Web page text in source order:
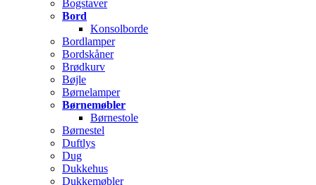
Bogstaver
Bord
Konsolborde
Bordlamper
Bordskåner
Brødkurv
Bøjle
Børnelamper
Børnemøbler
Børnestole
Børnestel
Duftlys
Dug
Dukkehus
Dukkemøbler